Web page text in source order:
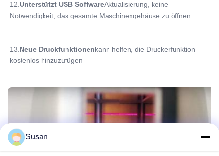
12. Unterstützt USB SoftwareAktualisierung, keine
Notwendigkeit, das gesamte Maschinengehäuse zu öffnen
13. Neue Druckfunktionenkann helfen, die Druckerfunktion
kostenlos hinzuzufügen
Susan